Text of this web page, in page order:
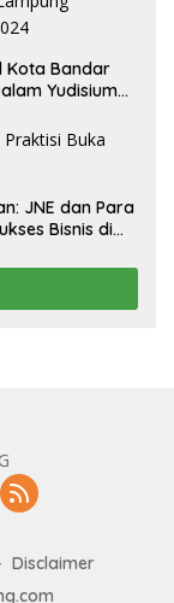
Kota Bandar
Yudisium
JNE dan Para
Bisnis di
Disclaimer